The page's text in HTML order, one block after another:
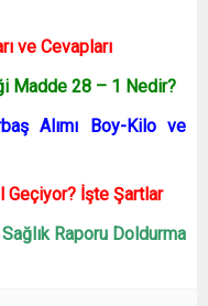
ve Cevapları
Madde 28 – 1 Nedir?
Alımı Boy-Kilo ve
Geçiyor? İşte Şartlar
Raporu Doldurma